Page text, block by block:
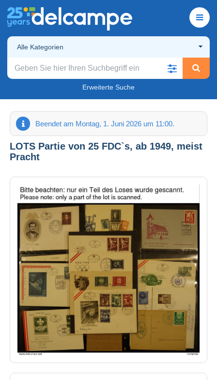
Alle Kategorien
Erweiterte Suche
Beendet am Montag, 1. Juni 2026 um 11:00.
LOTS Partie von 25 FDC`s, ab 1949, meist
Pracht